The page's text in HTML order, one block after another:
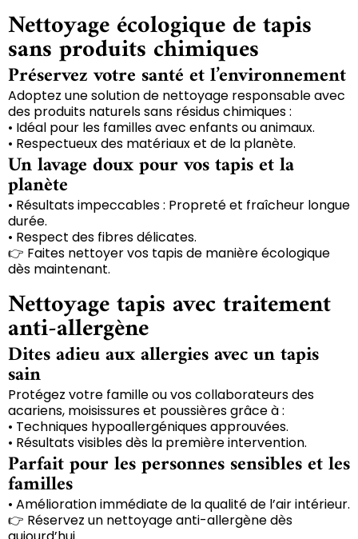
Nettoyage écologique de tapis
sans produits chimiques
Préservez votre santé et l’environnement
Adoptez une solution de nettoyage responsable avec
des produits naturels sans résidus chimiques :
• Idéal pour les familles avec enfants ou animaux.
• Respectueux des matériaux et de la planète.
Un lavage doux pour vos tapis et la
planète
• Résultats impeccables : Propreté et fraîcheur longue
durée.
• Respect des fibres délicates.
👉 Faites nettoyer vos tapis de manière écologique
dès maintenant.
Nettoyage tapis avec traitement
anti-allergène
Dites adieu aux allergies avec un tapis
sain
Protégez votre famille ou vos collaborateurs des
acariens, moisissures et poussières grâce à :
• Techniques hypoallergéniques approuvées.
• Résultats visibles dès la première intervention.
Parfait pour les personnes sensibles et les
familles
• Amélioration immédiate de la qualité de l’air intérieur.
👉 Réservez un nettoyage anti-allergène dès